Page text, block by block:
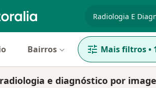
especialidade,
Bairros Mais filtros•
e diagnóstico por